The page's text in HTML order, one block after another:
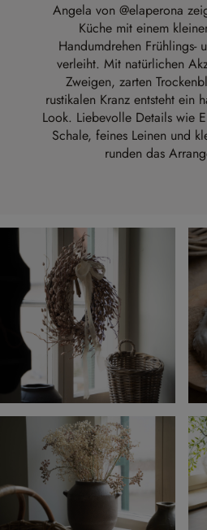
Angela von @elaperona
Küche mit einem
Handumdrehen Frühlings-
verleiht. Mit natürlichen
Zweigen, zarten
rustikalen Kranz entsteht ein
Look. Liebevolle Details wie
Schale, feines Leinen und
runden das